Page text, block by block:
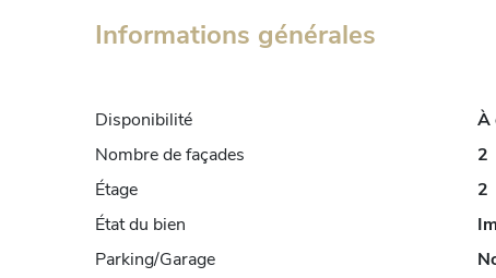
Informations générales
Disponibilité
À
Nombre de façades
2
Étage
2
État du bien
Parking/Garage